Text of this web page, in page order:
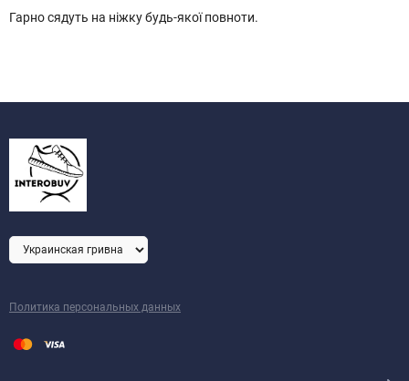
Гарно сядуть на ніжку будь-якої повноти.
Политика персональных данных